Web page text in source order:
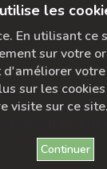
2020-2030 |
les
En utilisant
sur
sur les
sur ce
Continuer